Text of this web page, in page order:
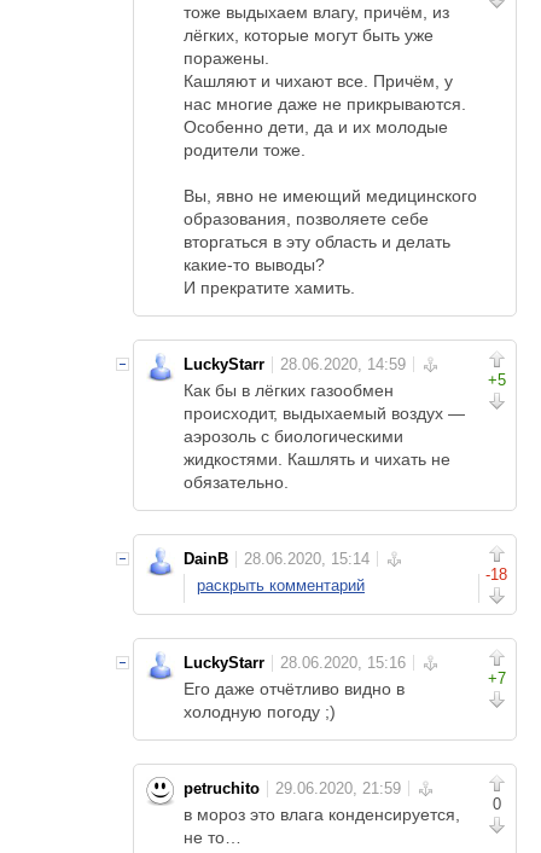
тоже выдыхаем влагу, причём, из
лёгких, которые могут быть уже
поражены.
Кашляют и чихают все. Причём, у
нас многие даже не прикрываются.
Особенно дети, да и их молодые
родители тоже.
Вы, явно не имеющий медицинского
образования, позволяете себе
вторгаться в эту область и делать
какие-то выводы?
И прекратите хамить.
+5
LuckyStarr
Как бы в лёгких газообмен
происходит, выдыхаемый воздух —
аэрозоль с биологическими
жидкостями. Кашлять и чихать не
обязательно.
-18
DainB
раскрыть комментарий
+7
LuckyStarr
Его даже отчётливо видно в
холодную погоду ;)
0
petruchito
в мороз это влага конденсируется,
не то…